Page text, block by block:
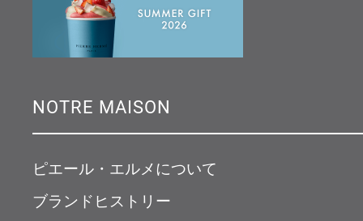
NOTRE MAISON
ピエール・エルメについて
ブランドヒストリー